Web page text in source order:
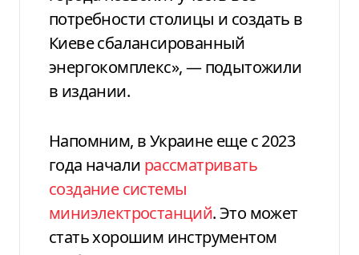
потребности столицы и создать в
Киеве сбалансированный
энергокомплекс», — подытожили
в издании.
Напомним, в Украине еще с 2023
года начали рассматривать
создание системы
миниэлектростанций. Это может
стать хорошим инструментом